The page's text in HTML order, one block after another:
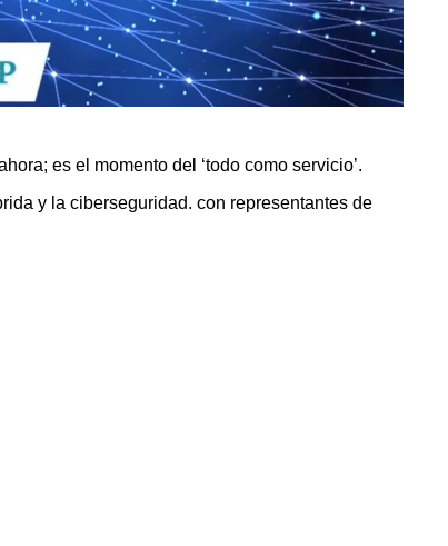
es el momento del ‘todo como servicio’.
y la ciberseguridad. con representantes de